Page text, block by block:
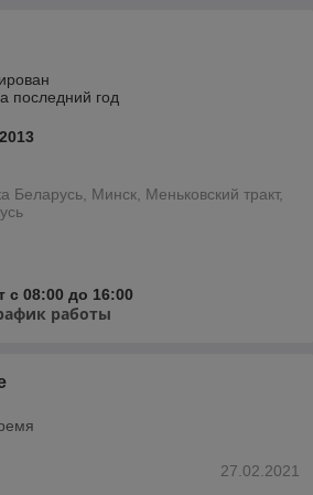
последний год
Беларусь, Минск, Меньковский тракт,
с 08:00 до 16:00
работы
27.02.2021